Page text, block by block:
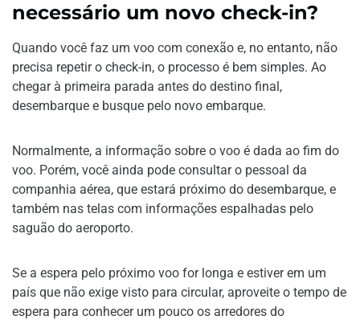
necessário um novo check-in?
Quando você faz um voo com conexão e, no entanto, não
precisa repetir o check-in, o processo é bem simples. Ao
chegar à primeira parada antes do destino final,
desembarque e busque pelo novo embarque.
Normalmente, a informação sobre o voo é dada ao fim do
voo. Porém, você ainda pode consultar o pessoal da
companhia aérea, que estará próximo do desembarque, e
também nas telas com informações espalhadas pelo
saguão do aeroporto.
Se a espera pelo próximo voo for longa e estiver em um
país que não exige visto para circular, aproveite o tempo de
espera para conhecer um pouco os arredores do